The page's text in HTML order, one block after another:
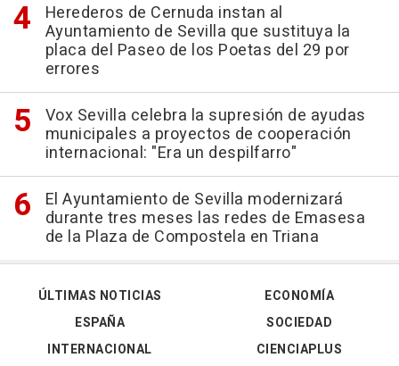
Herederos de Cernuda instan al
Ayuntamiento de Sevilla que sustituya la
placa del Paseo de los Poetas del 29 por
errores
Vox Sevilla celebra la supresión de ayudas
municipales a proyectos de cooperación
internacional: "Era un despilfarro"
El Ayuntamiento de Sevilla modernizará
durante tres meses las redes de Emasesa
de la Plaza de Compostela en Triana
ÚLTIMAS NOTICIAS
ESPAÑA
INTERNACIONAL
ECONOMÍA
SOCIEDAD
CIENCIAPLUS